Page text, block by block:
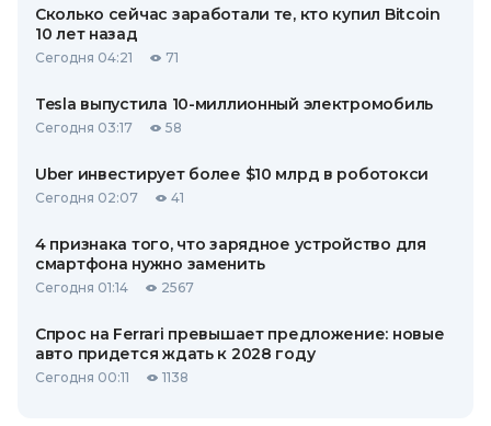
Сколько сейчас заработали те, кто купил Bitcoin
10 лет назад
Сегодня 04:21 71
Tesla выпустила 10-миллионный электромобиль
Сегодня 03:17 58
Uber инвестирует более $10 млрд в роботокси
Сегодня 02:07 41
4 признака того, что зарядное устройство для
смартфона нужно заменить
Сегодня 01:14 2567
Спрос на Ferrari превышает предложение: новые
авто придется ждать к 2028 году
Сегодня 00:11 1138